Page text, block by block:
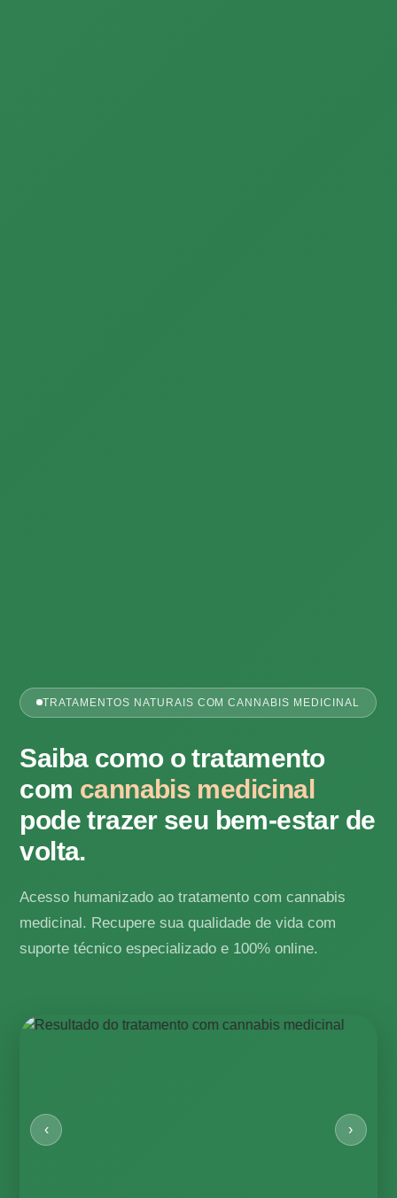
TRATAMENTOS NATURAIS COM CANNABIS MEDICINAL
Saiba como o tratamento
com cannabis medicinal
pode trazer seu bem-estar de
volta.
Acesso humanizado ao tratamento com cannabis
medicinal. Recupere sua qualidade de vida com
suporte técnico especializado e 100% online.
‹ ›